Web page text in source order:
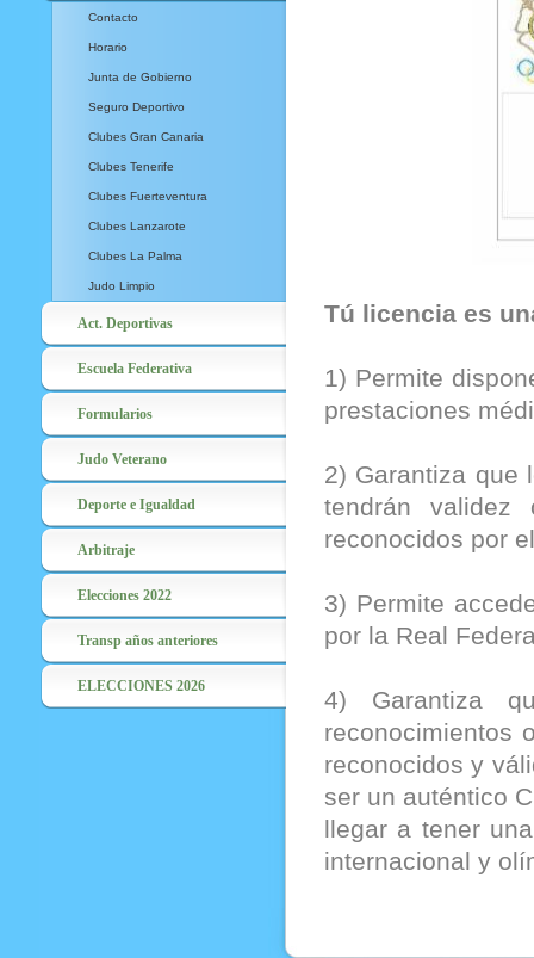
Contacto
Horario
Junta de Gobierno
Seguro Deportivo
Clubes Gran Canaria
Clubes Tenerife
Clubes Fuerteventura
Clubes Lanzarote
Clubes La Palma
Judo Limpio
Act. Deportivas
Escuela Federativa
Formularios
Judo Veterano
Deporte e Igualdad
Arbitraje
Elecciones 2022
Transp años anteriores
ELECCIONES 2026
Tú licencia es
1) Permite
prestaciones
2) Garantiza que
tendrán
reconocidos por
3) Permite
por la Real
4) Garantiza
reconocimientos
reconocidos y
ser un auténtico
llegar a tener
internacional y